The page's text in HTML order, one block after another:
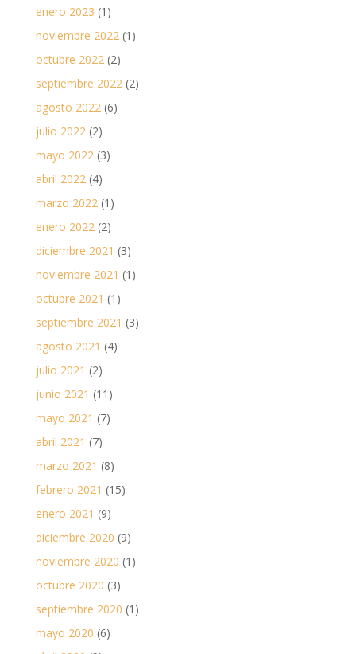
enero 2023 (1)
noviembre 2022 (1)
octubre 2022 (2)
septiembre 2022 (2)
agosto 2022 (6)
julio 2022 (2)
mayo 2022 (3)
abril 2022 (4)
marzo 2022 (1)
enero 2022 (2)
diciembre 2021 (3)
noviembre 2021 (1)
octubre 2021 (1)
septiembre 2021 (3)
agosto 2021 (4)
julio 2021 (2)
junio 2021 (11)
mayo 2021 (7)
abril 2021 (7)
marzo 2021 (8)
febrero 2021 (15)
enero 2021 (9)
diciembre 2020 (9)
noviembre 2020 (1)
octubre 2020 (3)
septiembre 2020 (1)
mayo 2020 (6)